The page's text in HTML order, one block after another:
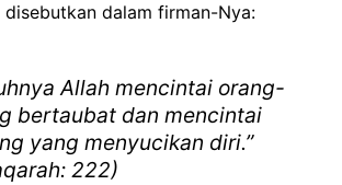
disebutkan dalam firman-Nya:
Allah mencintai orang-
bertaubat dan mencintai
yang menyucikan diri.”
222)